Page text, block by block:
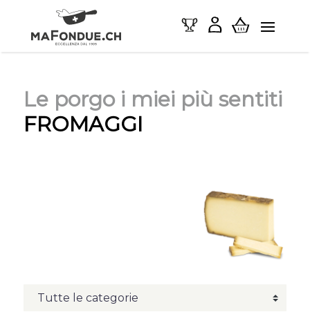
Le porgo i miei più sentiti
FROMAGGI